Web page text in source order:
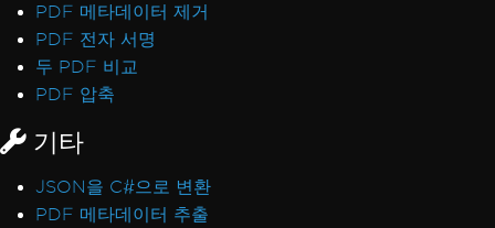
PDF 메타데이터 제거
PDF 전자 서명
두 PDF 비교
PDF 압축
기타
JSON을 C#으로 변환
PDF 메타데이터 추출